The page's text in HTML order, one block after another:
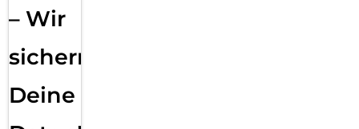
– Wir
sichern
Deine